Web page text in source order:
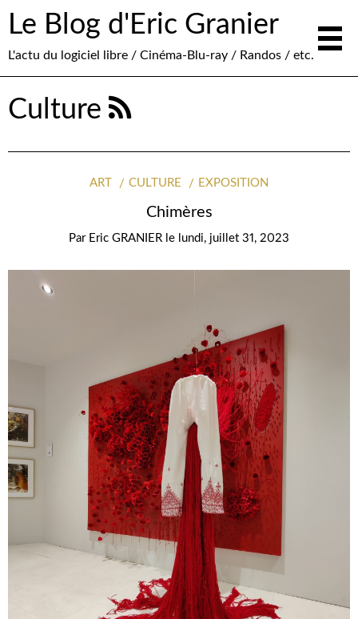
Le Blog d'Eric Granier
L'actu du logiciel libre / Cinéma-Blu-ray / Randos / etc.
Culture
ART CULTURE EXPOSITION
Chimères
Par Eric GRANIER le lundi, juillet 31, 2023